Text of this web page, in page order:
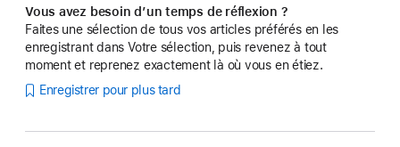
Vous avez besoin d’un temps de réflexion ?
Faites une sélection de tous vos articles préférés en les
enregistrant dans Votre sélection, puis revenez à tout
moment et reprenez exactement là où vous en étiez.
Enregistrer pour plus tard